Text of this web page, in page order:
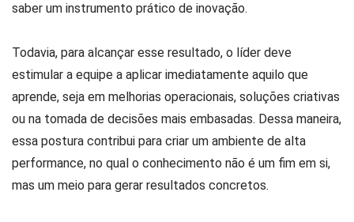
saber um instrumento prático de inovação.
Todavia, para alcançar esse resultado, o líder deve
estimular a equipe a aplicar imediatamente aquilo que
aprende, seja em melhorias operacionais, soluções criativas
ou na tomada de decisões mais embasadas. Dessa maneira,
essa postura contribui para criar um ambiente de alta
performance, no qual o conhecimento não é um fim em si,
mas um meio para gerar resultados concretos.